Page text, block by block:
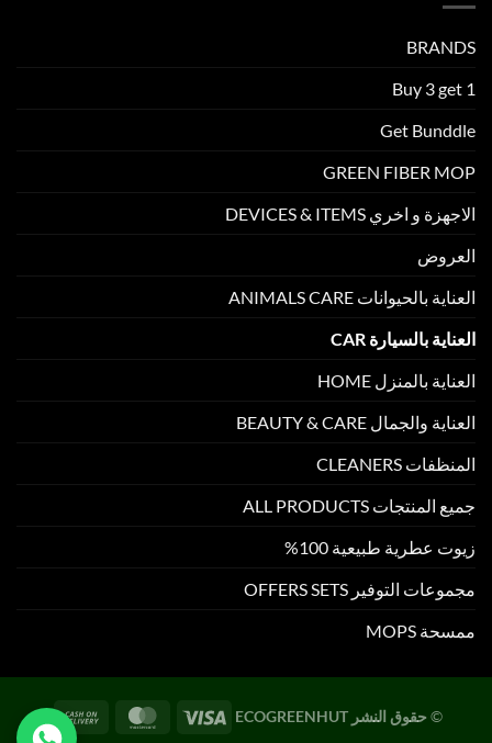
BRANDS
Buy 3 get 1
Get Bunddle
GREEN FIBER MOP
الاجهزة و اخري DEVICES & ITEMS
العروض
العناية بالحيوانات ANIMALS CARE
العناية بالسيارة CAR
العناية بالمنزل HOME
العناية والجمال BEAUTY & CARE
المنظفات CLEANERS
جميع المنتجات ALL PRODUCTS
زيوت عطرية طبيعية 100%
مجموعات التوفير OFFERS SETS
ممسحة MOPS
© حقوق النشر ECOGREENHUT